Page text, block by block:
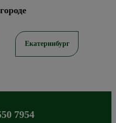
Екатеринбург
7954